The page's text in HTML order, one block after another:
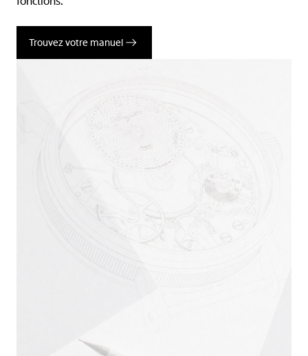
Trouvez votre manuel